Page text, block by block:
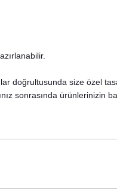
doğrultusunda size özel
sonrasında ürünlerinizin